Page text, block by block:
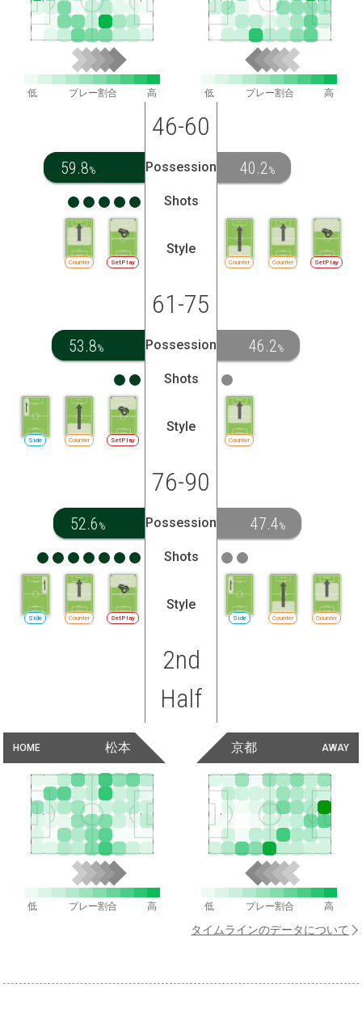
低 プレー割合 高 低 プレー割合 高
46-60
59.8% Possession 40.2%
Shots
SetPlay
Counter
Style
Counter Counter SetPlay
61-75
53.8% Possession 46.2%
Shots
SetPlay
Counter
Side
Style
Counter
76-90
52.6 % Possession 47.4%
Shots
SetPlay
Counter
Side
Style
Side Counter Counter
2nd
Half
HOME 松本 AWAY
京都
低 プレー割合 高 低 プレー割合 高
タイムラインのデータについて